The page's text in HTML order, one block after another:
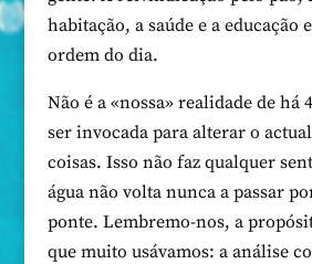
habitação, a saúde e a educação
ordem do dia.
Não é a «nossa» realidade de há
ser invocada para alterar o
coisas. Isso não faz qualquer
água não volta nunca a passar
ponte. Lembremo-nos, a
que muito usávamos: a análise